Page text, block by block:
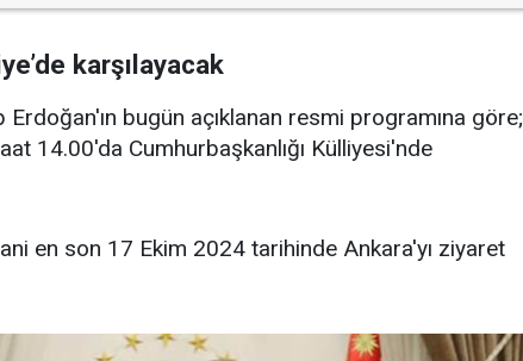
karşılayacak
Erdoğan'ın bugün açıklanan resmi programına göre;
14.00'da Cumhurbaşkanlığı Külliyesi'nde
en son 17 Ekim 2024 tarihinde Ankara'yı ziyaret